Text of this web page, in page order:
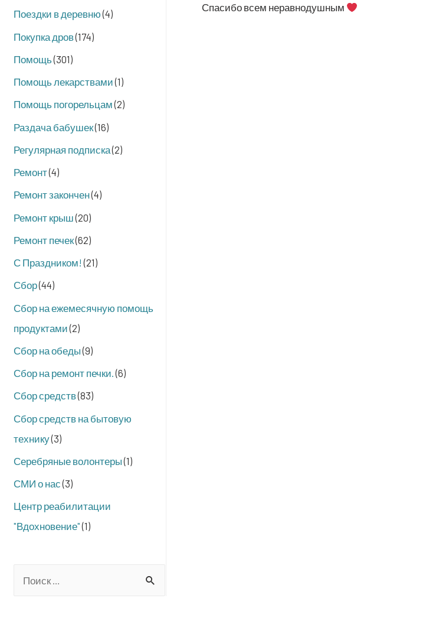
Поездки в деревню(4)
Покупка дров(174)
Помощь(301)
Помощь лекарствами(1)
Помощь погорельцам(2)
Раздача бабушек(16)
Регулярная подписка(2)
Ремонт(4)
Ремонт закончен(4)
Ремонт крыш(20)
Ремонт печек(62)
С Праздником! (21)
Сбор(44)
Сбор на ежемесячную помощь
продуктами(2)
Сбор на обеды(9)
Сбор на ремонт печки.(6)
Сбор средств(83)
Сбор средств на бытовую
технику(3)
Серебряные волонтеры(1)
СМИ о нас(3)
Центр реабилитации
"Вдохновение"(1)
Спа­си­бо всем неравнодушным